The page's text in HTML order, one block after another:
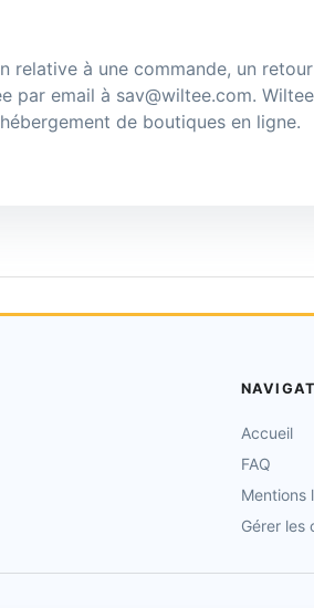
relative à une commande, un
par email à sav@wiltee.com.
de boutiques en ligne.
Accueil
FAQ
Mentions
Gérer les